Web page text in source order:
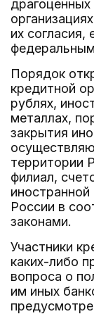
их согласия,
Порядок
кредитной
рублях,
металлах,
закрытия
территории
филиал,
России в
законами.
Участники
каких-либо
вопроса о
им иных